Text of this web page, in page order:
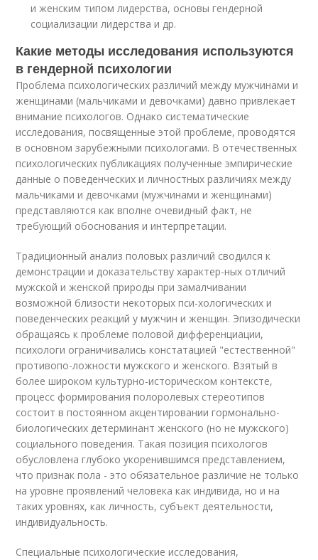
и женским типом лидерства, основы гендерной
социализации лидерства и др.
Какие методы исследования используются
в гендерной психологии
Проблема психологических различий между мужчинами и
женщинами (мальчиками и девочками) давно привлекает
внимание психологов. Однако систематические
исследования, посвященные этой проблеме, проводятся
в основном зарубежными психологами. В отечественных
психологических публикациях полученные эмпирические
данные о поведенческих и личностных различиях между
мальчиками и девочками (мужчинами и женщинами)
представляются как вполне очевидный факт, не
требующий обоснования и интерпретации.
Традиционный анализ половых различий сводился к
демонстрации и доказательству характер-ных отличий
мужской и женской природы при замалчивании
возможной близости некоторых пси-хологических и
поведенческих реакций у мужчин и женщин. Эпизодически
обращаясь к проблеме половой дифференциации,
психологи ограничивались констатацией "естественной"
противопо-ложности мужского и женского. Взятый в
более широком культурно-историческом контексте,
процесс формирования полоролевых стереотипов
состоит в постоянном акцентировании гормонально-
биологических детерминант женского (но не мужского)
социального поведения. Такая позиция психологов
обусловлена глубоко укоренившимся представлением,
что признак пола - это обязательное различие не только
на уровне проявлений человека как индивида, но и на
таких уровнях, как личность, субъект деятельности,
индивидуальность.
Специальные психологические исследования,